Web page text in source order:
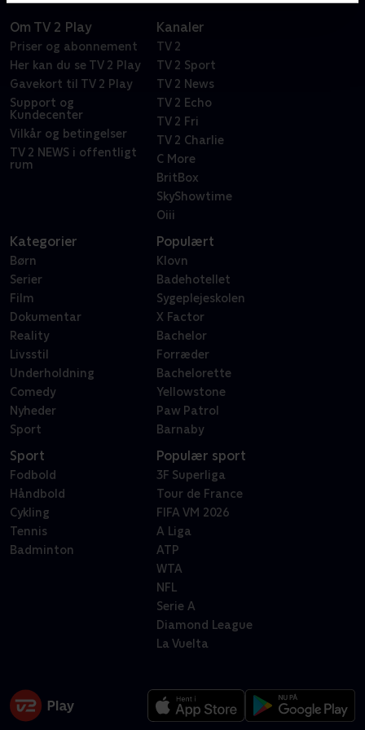
Om TV 2 Play
Priser og abonnement
Her kan du se TV 2 Play
Gavekort til TV 2 Play
Support og
Kundecenter
Vilkår og betingelser
TV 2 NEWS i offentligt
rum
Kanaler
TV 2
TV 2 Sport
TV 2 News
TV 2 Echo
TV 2 Fri
TV 2 Charlie
C More
BritBox
SkyShowtime
Oiii
Kategorier
Børn
Serier
Film
Dokumentar
Reality
Livsstil
Underholdning
Comedy
Nyheder
Sport
Populært
Klovn
Badehotellet
Sygeplejeskolen
X Factor
Bachelor
Forræder
Bachelorette
Yellowstone
Paw Patrol
Barnaby
Sport
Fodbold
Håndbold
Cykling
Tennis
Badminton
Populær sport
3F Superliga
Tour de France
FIFA VM 2026
A Liga
ATP
WTA
NFL
Serie A
Diamond League
La Vuelta